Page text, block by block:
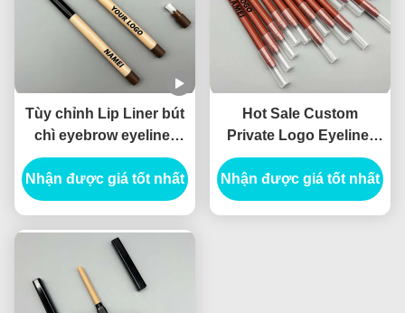
Tùy chỉnh Lip Liner bút
chì eyebrow eyeliner
ống với bàn chải lưỡi lề
bút chì thùng với
chipper
Nhận được giá tốt nhất
Hot Sale Custom
Private Logo Eyeliner
Pencil Container Blister
pencil Slim Empty Lip
Liner Tube Vật liệu có
Nhận được giá tốt nhất